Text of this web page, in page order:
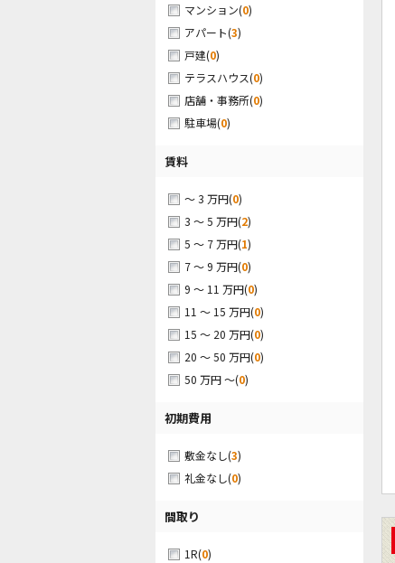
マンション(0)
アパート(3)
戸建(0)
テラスハウス(0)
店舗・事務所(0)
駐車場(0)
賃料
～ 3 万円(0)
3 ～ 5 万円(2)
5 ～ 7 万円(1)
7 ～ 9 万円(0)
9 ～ 11 万円(0)
11 ～ 15 万円(0)
15 ～ 20 万円(0)
20 ～ 50 万円(0)
50 万円 ～(0)
初期費用
敷金なし(3)
礼金なし(0)
間取り
1R(0)